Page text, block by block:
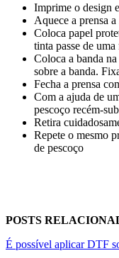
Imprime o design
Aquece a prensa a
Coloca papel
tinta passe de
Coloca a banda
sobre a banda.
Fecha a prensa
Com a ajuda de
pescoço recém-
Retira
Repete o mesmo
de pescoço
POSTS
É possível aplicar DTF